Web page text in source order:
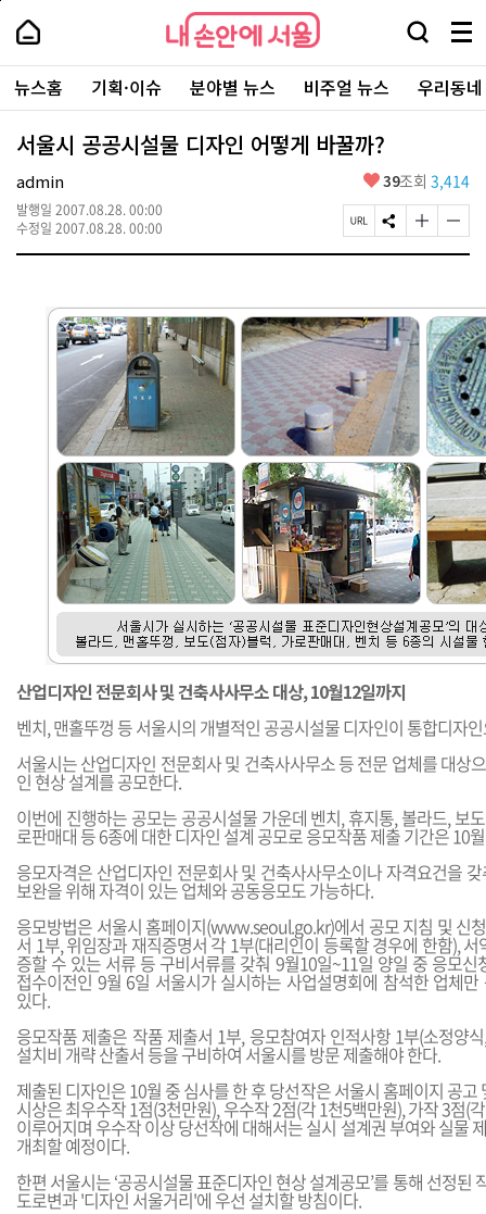
본
로
가
내
손
안
에
서
울
-
서
울
시
대
표
소
내
손
에
울
검
창
열
기
메
뉴
전
체
보
주
요
서
뉴스홈 기획·이슈 분야별 뉴스 비주얼 뉴스 우리동
서울시 공공시설물 디자인 어떻게 바꿀까?
admin
발행일 2007.08.28. 00:00
수정일 2007.08.28. 00:00
좋
요
39조회 3,414
페
이
R
L
복
사
S
N
유
하
기
글
자
크
게
변
경
하
기
글
자
작
게
변
경
하
기
산업디자인 전문회사 및 건축사사무소 대상, 10월12일까지
벤치, 맨홀뚜껑 등 서울시의 개별적인 공공시설물 디자인이 통합디자
서울시는 산업디자인 전문회사 및 건축사사무소 등 전문 업체를 대상
인 현상 설계를 공모한다.
이번에 진행하는 공모는 공공시설물 가운데 벤치, 휴지통, 볼라드, 보
로판매대 등 6종에 대한 디자인 설계 공모로 응모작품 제출 기간은 10
응모자격은 산업디자인 전문회사 및 건축사사무소이나 자격요건을
보완을 위해 자격이 있는 업체와 공동응모도 가능하다.
응모방법은 서울시 홈페이지(www.seoul.go.kr)에서 공모 지침 및 신
서 1부, 위임장과 재직증명서 각 1부(대리인이 등록할 경우에 한함),
증할 수 있는 서류 등 구비서류를 갖춰 9월10일~11일 양일 중 응모신
접수이전인 9월 6일 서울시가 실시하는 사업설명회에 참석한 업체
있다.
응모작품 제출은 작품 제출서 1부, 응모참여자 인적사항 1부(소정양
설치비 개략 산출서 등을 구비하여 서울시를 방문 제출해야 한다.
제출된 디자인은 10월 중 심사를 한 후 당선작은 서울시 홈페이지 공고
시상은 최우수작 1점(3천만원), 우수작 2점(각 1천5백만원), 가작 3점(
이루어지며 우수작 이상 당선작에 대해서는 실시 설계권 부여와 실물
개최할 예정이다.
한편 서울시는 ‘공공시설물 표준디자인 현상 설계공모’를 통해 선정된
도로변과 '디자인 서울거리'에 우선 설치할 방침이다.
페
상
단
로